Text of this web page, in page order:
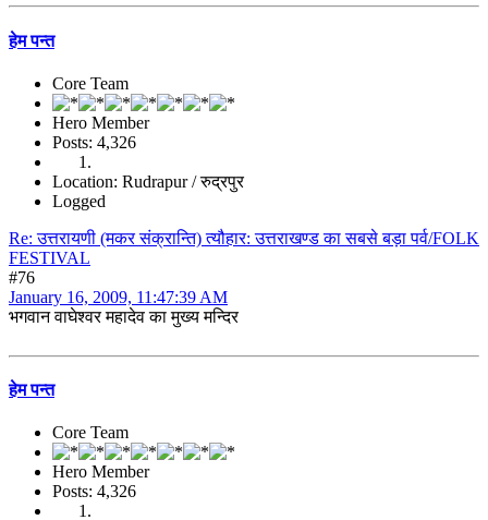
हेम पन्त
Core Team
Hero Member
Posts: 4,326
Location: Rudrapur / रुद्रपुर
Logged
Re: उत्तरायणी (मकर संक्रान्ति) त्यौहार: उत्तराखण्ड का सबसे बड़ा पर्व/FOLK
FESTIVAL
#76
January 16, 2009, 11:47:39 AM
भगवान वाघेश्वर महादेव का मुख्य मन्दिर
हेम पन्त
Core Team
Hero Member
Posts: 4,326